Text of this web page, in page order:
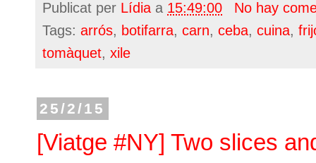
Publicat per Lídia a 15:49:00
No hay
Tags: arrós, botifarra, carn, ceba, cuina,
tomàquet, xile
25/2/15
[Viatge #NY] Two slices